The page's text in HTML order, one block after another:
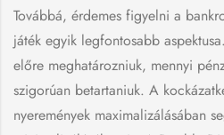
Továbbá, érdemes figyelni a
játék egyik legfontosabb
előre meghatározniuk, mennyi
szigorúan betartaniuk. A
nyeremények maximalizálásában